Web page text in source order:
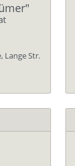
Lange Str.